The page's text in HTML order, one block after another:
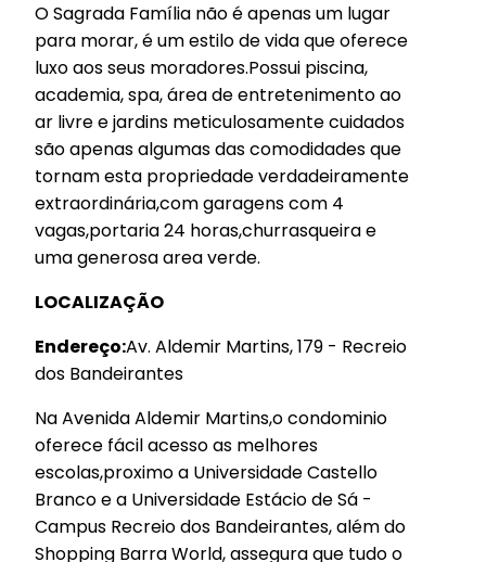
O Sagrada Família não é apenas um lugar
para morar, é um estilo de vida que oferece
luxo aos seus moradores.Possui piscina,
academia, spa, área de entretenimento ao
ar livre e jardins meticulosamente cuidados
são apenas algumas das comodidades que
tornam esta propriedade verdadeiramente
extraordinária,com garagens com 4
vagas,portaria 24 horas,churrasqueira e
uma generosa area verde.
LOCALIZAÇÃO
Endereço:Av. Aldemir Martins, 179 - Recreio
dos Bandeirantes
Na Avenida Aldemir Martins,o condominio
oferece fácil acesso as melhores
escolas,proximo a Universidade Castello
Branco e a Universidade Estácio de Sá -
Campus Recreio dos Bandeirantes, além do
Shopping Barra World, assegura que tudo o